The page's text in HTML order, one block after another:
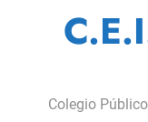
Colegio